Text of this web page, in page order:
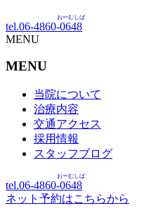
tel.06-4860-0648
おーむしば
MENU
MENU
当院について
治療内容
交通アクセス
採用情報
スタッフブログ
tel.06-4860-0648
おーむしば
ネット予約はこちらから